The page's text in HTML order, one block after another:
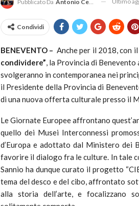
Pubblicato Da Antonio Cembrola
Condividi
BENEVENTO – Anche per il 2018, con il
condividere”, la Provincia di
svolgeranno in contemporanea nei
il Presidente della Provincia di
di una nuova offerta culturale presso il
Le Giornate Europee affrontano
quello dei Musei Interconnessi
d’Europa e adottato dal Ministero dei
favorire il dialogo fra le culture. In tale
Sannio ha dunque curato il progetto
tema del desco e del cibo, affrontato
alla storia dell’arte, e focalizzano